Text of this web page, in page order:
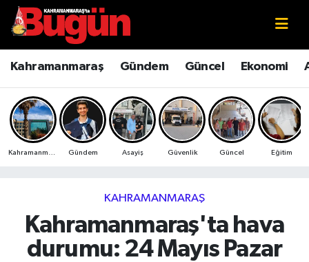
Kahramanmaraş Gündem Güncel Ekonomi
Gündem Asayiş Güvenlik Güncel Eğitim
KAHRAMANMARAŞ
Kahramanmaraş'ta hava
durumu: 24 Mayıs Pazar
Kahramanmaraş
Kahramanmaraş Sokak Röportajları
Bilim ve Teknoloji
Çevre
Ekonomi
Kahramanmaraş Nöbetçi Eczaneler
Kahramanmaraş Hava Durumu
Kahramanmaraş Namaz Vakitleri
Kahramanmaraş Trafik Yoğunluk Haritası
Süper Lig Puan Durumu ve Fikstür
Tüm Manşetler